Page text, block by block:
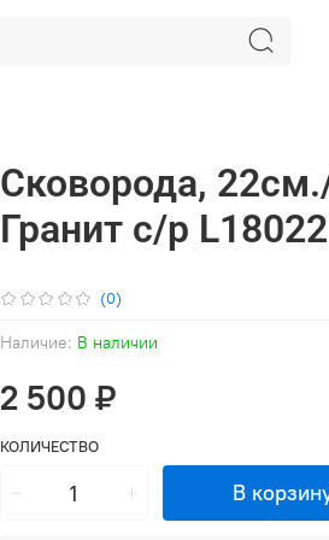
(0)
Наличие: В наличии
Сковорода,
Гранит с/р
2 500 ₽
КОЛИЧЕСТВО
В